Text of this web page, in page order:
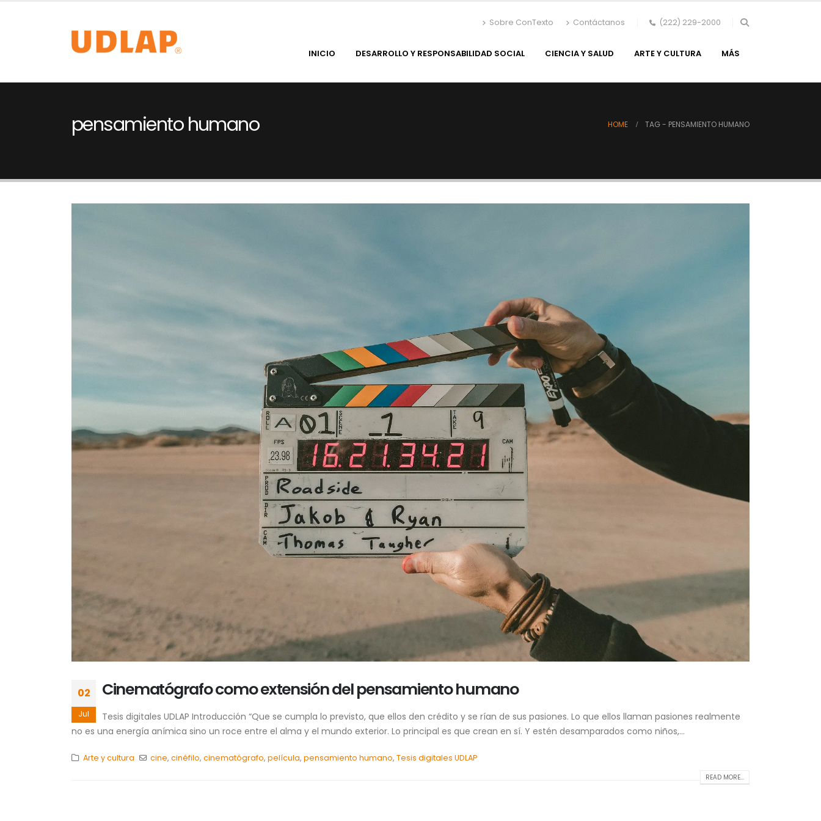
Sobre ConTexto Contáctanos (222) 229-2000
INICIO DESARROLLO Y RESPONSABILIDAD SOCIAL CIENCIA Y SALUD ARTE Y CULTURA MÁS
pensamiento humano HOME TAG - PENSAMIENTO HUMANO
02
Jul
Cinematógrafo como extensión del pensamiento humano
Tesis digitales UDLAP Introducción “Que se cumpla lo previsto, que ellos den crédito y se rían de sus pasiones. Lo que ellos llaman pasiones realmente
no es una energía anímica sino un roce entre el alma y el mundo exterior. Lo principal es que crean en sí. Y estén desamparados como niños,...
Arte y cultura cine,cinéfilo,cinematógrafo,película,pensamiento humano,Tesis digitales UDLAP
READ MORE...